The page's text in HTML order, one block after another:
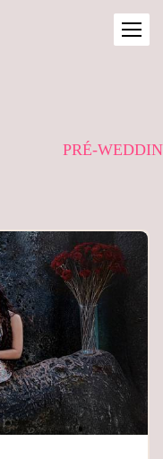
PRÉ-